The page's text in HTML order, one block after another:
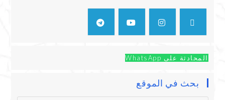
المحادثة على WhatsApp
بحث في الموقع